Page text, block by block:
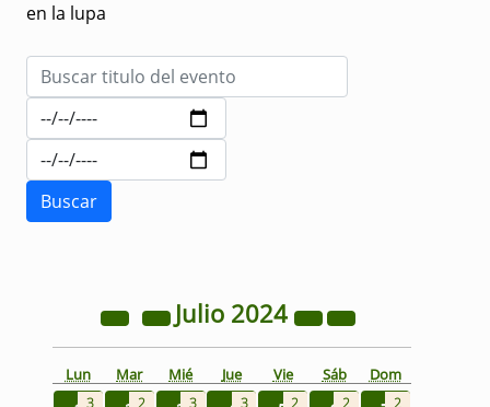
en la lupa
Julio 2024
Lun Mar Mié Jue Vie Sáb Dom
3 2 3 3 2 2 2